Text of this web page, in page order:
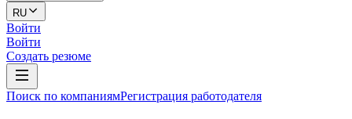
RU
Войти
Войти
Создать резюме
Поиск по компаниямРегистрация работодателя